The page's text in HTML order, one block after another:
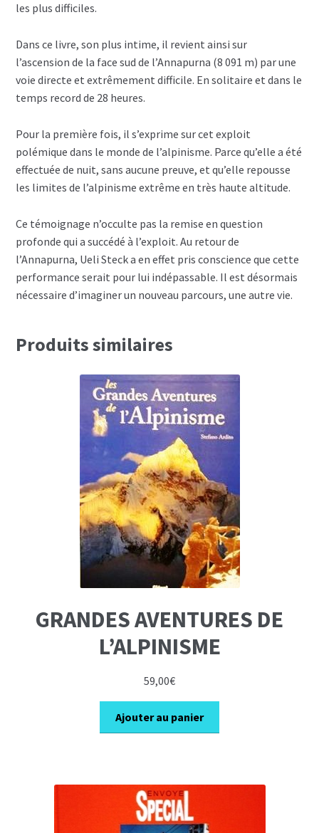
les plus difficiles.
Dans ce livre, son plus intime, il revient ainsi sur
l’ascension de la face sud de l’Annapurna (8 091 m) par une
voie directe et extrêmement difficile. En solitaire et dans le
temps record de 28 heures.
Pour la première fois, il s’exprime sur cet exploit
polémique dans le monde de l’alpinisme. Parce qu’elle a été
effectuée de nuit, sans aucune preuve, et qu’elle repousse
les limites de l’alpinisme extrême en très haute altitude.
Ce témoignage n’occulte pas la remise en question
profonde qui a succédé à l’exploit. Au retour de
l’Annapurna, Ueli Steck a en effet pris conscience que cette
performance serait pour lui indépassable. Il est désormais
nécessaire d’imaginer un nouveau parcours, une autre vie.
Produits similaires
GRANDES AVENTURES DE
L’ALPINISME
59,00€
Ajouter au panier